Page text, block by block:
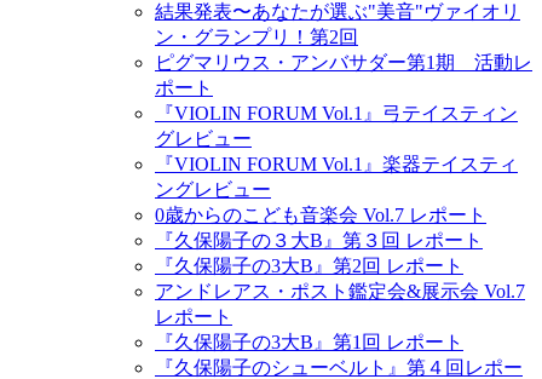
結果発表〜あなたが選ぶ"美音"ヴァイオリ
ン・グランプリ！第2回
ピグマリウス・アンバサダー第1期 活動レ
ポート
『VIOLIN FORUM Vol.1』弓テイスティン
グレビュー
『VIOLIN FORUM Vol.1』楽器テイスティ
ングレビュー
0歳からのこども音楽会 Vol.7 レポート
『久保陽子の３大B』第３回 レポート
『久保陽子の3大B』第2回 レポート
アンドレアス・ポスト鑑定会&展示会 Vol.7
レポート
『久保陽子の3大B』第1回 レポート
『久保陽子のシューベルト』第４回レポー